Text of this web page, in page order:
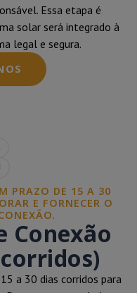
Essa etapa é
solar será integrado à
legal e segura.
PRAZO DE 15 A 30
E FORNECER O
Conexão
a 30 dias corridos para